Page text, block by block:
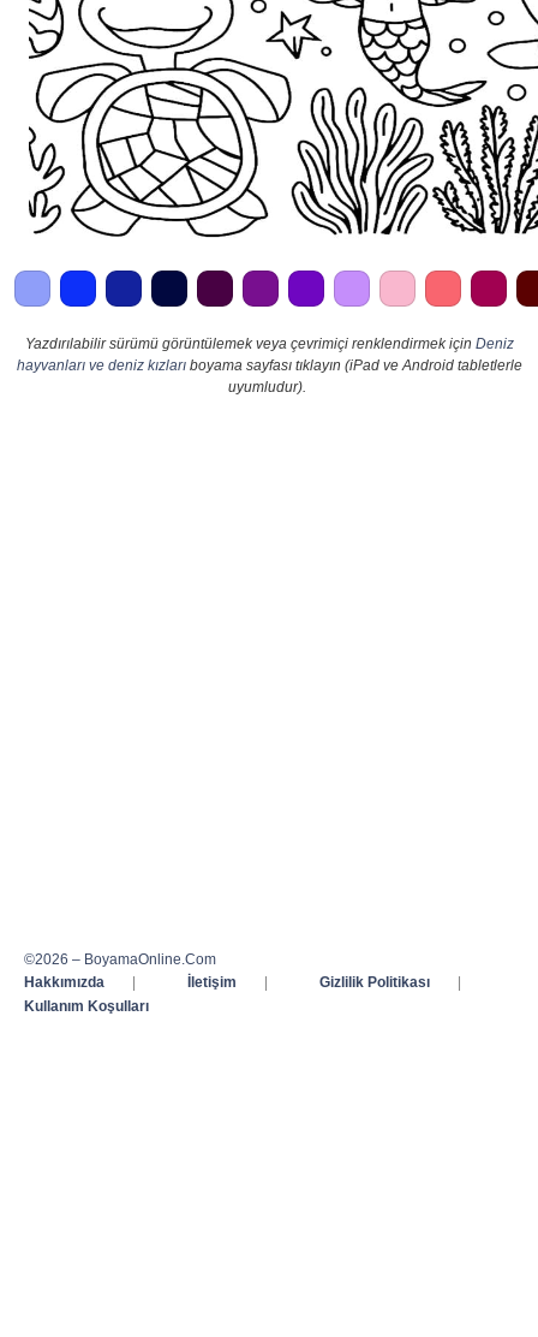
Yazdırılabilir sürümü görüntülemek veya çevrimiçi renklendirmek için Deniz
hayvanları ve deniz kızlarıboyama sayfası tıklayın (iPad ve Android tabletlerle
uyumludur).
©2026 – BoyamaOnline.Com
Hakkımızda
| İletişim | Gizlilik Politikası
|
Kullanım Koşulları